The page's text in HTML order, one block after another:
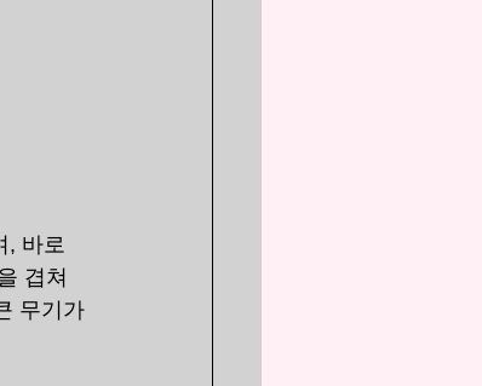
, 바로
겹쳐
무기가